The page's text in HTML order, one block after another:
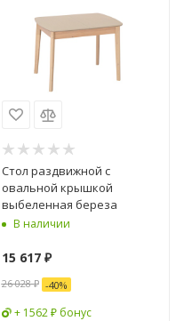
Стол раздвижной с
овальной крышкой
выбеленная береза
В наличии
15 617₽
26 028₽ -40%
+ 1562 ₽ бонус